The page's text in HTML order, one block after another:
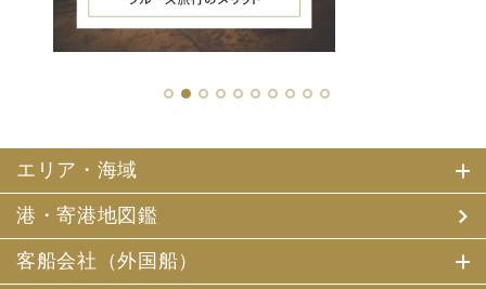
1 2 3 4 5 6 7 8 9 10
エリア・海域
港・寄港地図鑑
客船会社（外国船）